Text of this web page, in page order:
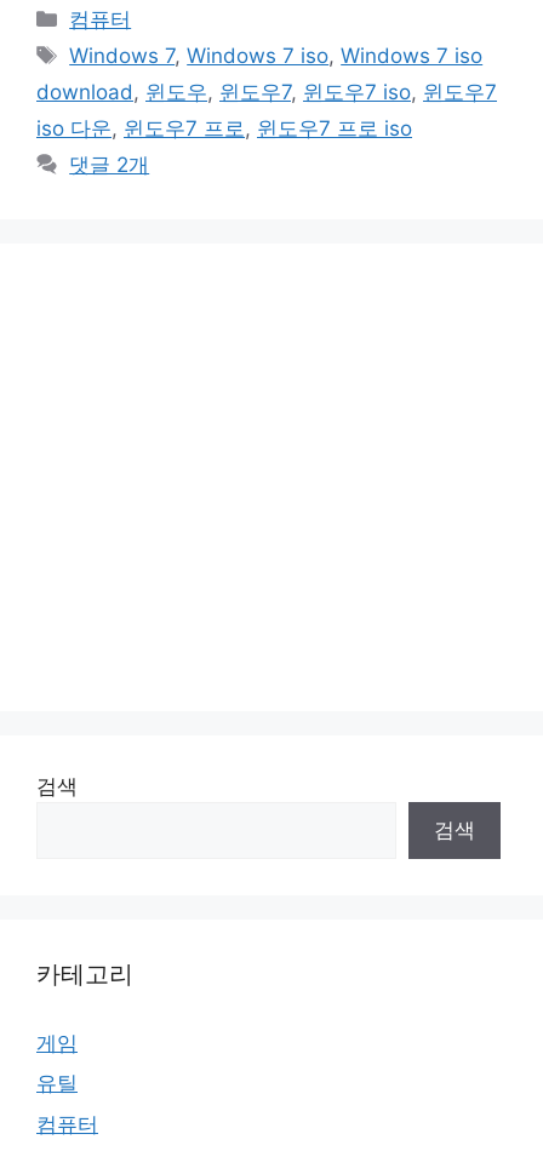
카
테
리
컴퓨터
태
Windows 7,Windows 7 iso,Windows 7 iso
download , 윈도우, 윈도우7, 윈도우7 iso, 윈도우7
iso 다운, 윈도우7 프로 , 윈도우7 프로 iso
댓글 2개
검색
검색
카테고리
게임
유틸
컴퓨터